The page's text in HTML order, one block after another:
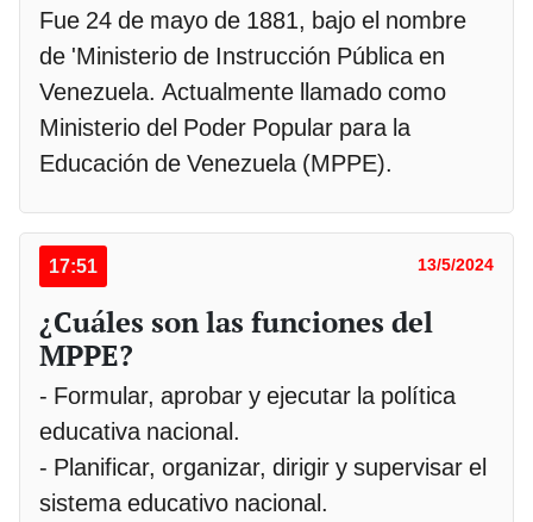
Fue 24 de mayo de 1881, bajo el nombre
de 'Ministerio de Instrucción Pública en
Venezuela. Actualmente llamado como
Ministerio del Poder Popular para la
Educación de Venezuela (MPPE).
17:51 13/5/2024
¿Cuáles son las funciones del
MPPE?
- Formular, aprobar y ejecutar la política
educativa nacional.
- Planificar, organizar, dirigir y supervisar el
sistema educativo nacional.